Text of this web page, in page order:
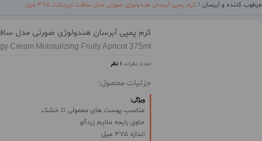
مرطوب کننده و آبرسان / کرم پمپی آبرسان هندولوژی صورتی مدل سافت اپریکات 375 میل
کرم پمپی آبرسان هندولوژی صورتی مدل سافت
Cream Moisturizing Fruity Apricot 375ml
تعداد نظرات 1 نظر
جزئیات محصول:
ویژگی:
مناسب پوست های معمولی تا خشک
حاوی رایحه ملایم زردآلو
اندازه 375 میل